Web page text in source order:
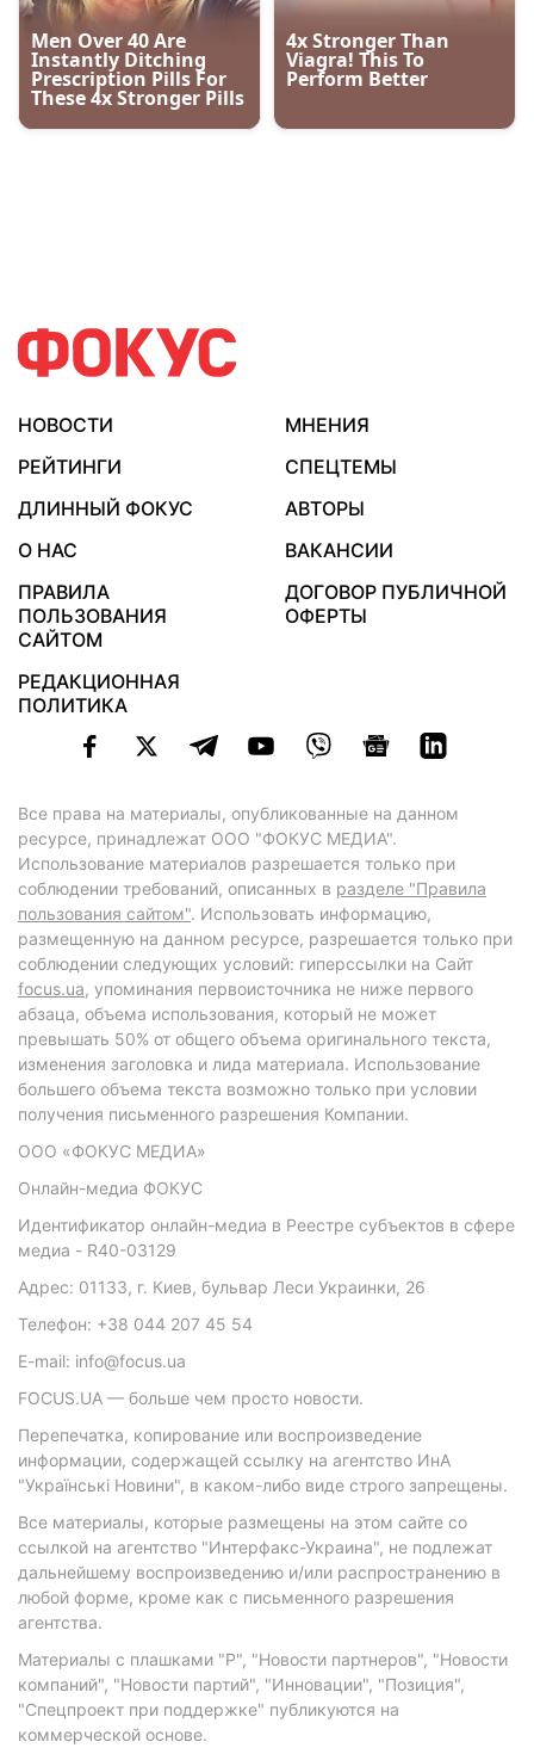
НОВОСТИ
МНЕНИЯ
РЕЙТИНГИ
СПЕЦТЕМЫ
ДЛИННЫЙ ФОКУС
АВТОРЫ
О НАС
ВАКАНСИИ
ПРАВИЛА
ПОЛЬЗОВАНИЯ
САЙТОМ
ДОГОВОР ПУБЛИЧНОЙ
ОФЕРТЫ
РЕДАКЦИОННАЯ
ПОЛИТИКА
Все права на материалы, опубликованные на данном
ресурсе, принадлежат ООО "ФОКУС МЕДИА".
Использование материалов разрешается только при
соблюдении требований, описанных в разделе "Правила
пользования сайтом". Использовать информацию,
размещенную на данном ресурсе, разрешается только при
соблюдении следующих условий: гиперссылки на Сайт
focus.ua, упоминания первоисточника не ниже первого
абзаца, объема использования, который не может
превышать 50% от общего объема оригинального текста,
изменения заголовка и лида материала. Использование
большего объема текста возможно только при условии
получения письменного разрешения Компании.
ООО «ФОКУС МЕДИА»
Онлайн-медиа ФОКУС
Идентификатор онлайн-медиа в Реестре субъектов в сфере
медиа - R40-03129
Адрес: 01133, г. Киев, бульвар Леси Украинки, 26
Телефон: +38 044 207 45 54
E-mail: info@focus.ua
FOCUS.UA — больше чем просто новости.
Перепечатка, копирование или воспроизведение
информации, содержащей ссылку на агентство ИнА
"Українські Новини", в каком-либо виде строго запрещены.
Все материалы, которые размещены на этом сайте со
ссылкой на агентство "Интерфакс-Украина", не подлежат
дальнейшему воспроизведению и/или распространению в
любой форме, кроме как с письменного разрешения
агентства.
Материалы с плашками "Р", "Новости партнеров", "Новости
компаний", "Новости партий", "Инновации", "Позиция",
"Спецпроект при поддержке" публикуются на
коммерческой основе.